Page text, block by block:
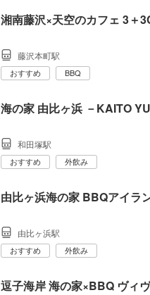
湘南藤沢×天空のカフェ 3＋
藤沢本町駅
おすすめ BBQ
海の家 由比ヶ浜 －KAITO
和田塚駅
おすすめ 外飲み
由比ヶ浜海の家 BBQアイラ
由比ヶ浜駅
おすすめ 外飲み
逗子海岸 海の家×BBQ ヴィ